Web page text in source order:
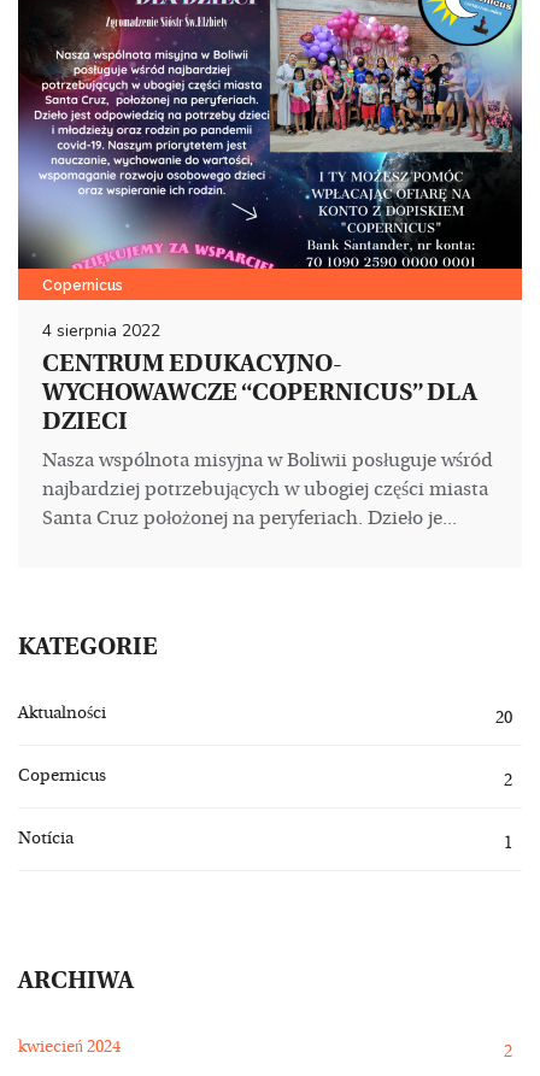
Copernicus
4 sierpnia 2022
CENTRUM EDUKACYJNO-
WYCHOWAWCZE “COPERNICUS” DLA
DZIECI
Nasza wspólnota misyjna w Boliwii posługuje wśród
najbardziej potrzebujących w ubogiej części miasta
Santa Cruz położonej na peryferiach. Dzieło je...
KATEGORIE
Aktualności 20
Copernicus 2
Notícia 1
ARCHIWA
kwiecień 2024 2